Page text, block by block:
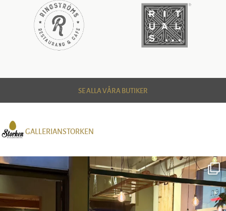
SE ALLA VÅRA BUTIKER
GALLERIANSTORKEN